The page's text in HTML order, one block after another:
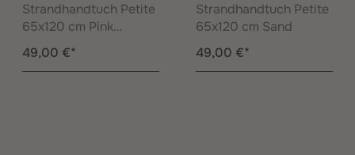
Strandhandtuch Petite
65x120 cm Pink
Lemonade
49,00 €*
Strandhandtuch Petite
65x120 cm Sand
49,00 €*